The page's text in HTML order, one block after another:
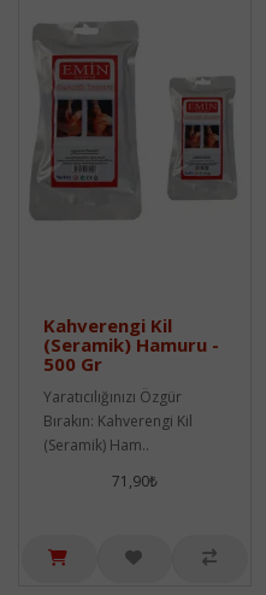
Kahverengi Kil
(Seramik) Hamuru -
500 Gr
Yaratıcılığınızı Özgür
Bırakın: Kahverengi Kil
(Seramik) Ham..
71,90₺